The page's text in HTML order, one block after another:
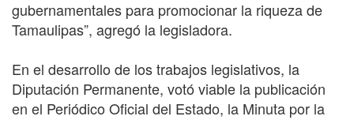
gubernamentales para promocionar la riqueza de
Tamaulipas”, agregó la legisladora.
En el desarrollo de los trabajos legislativos, la
Diputación Permanente, votó viable la publicación
en el Periódico Oficial del Estado, la Minuta por la